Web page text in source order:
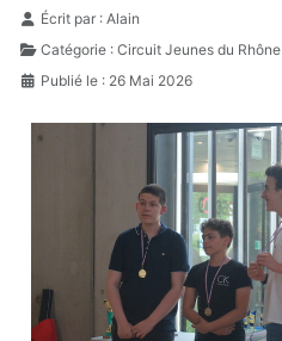
Détails
Écrit par : Alain
Catégorie : Circuit Jeunes du Rhône
Publié le : 26 Mai 2026